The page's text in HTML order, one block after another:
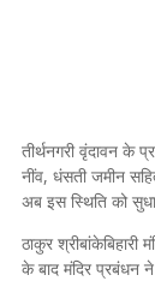
तीर्थनगरी वृंदावन के
नींव, धंसती जमीन
अब इस स्थिति को
ठाकुर
के बाद मंदिर प्रबंधन